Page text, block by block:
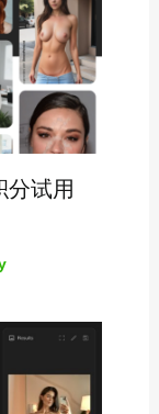
分试用